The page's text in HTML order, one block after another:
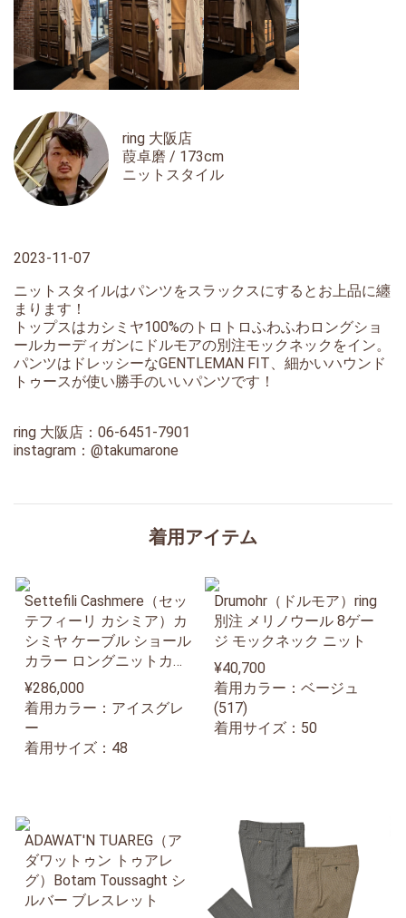
ring 大阪店
葭卓磨 / 173cm
ニットスタイル
2023-11-07
ニットスタイルはパンツをスラックスにするとお上品に纏
まります！
トップスはカシミヤ100%のトロトロふわふわロングショ
ールカーディガンにドルモアの別注モックネックをイン。
パンツはドレッシーなGENTLEMAN FIT、細かいハウンド
トゥースが使い勝手のいいパンツです！
ring 大阪店：06-6451-7901
instagram： @takumarone
着用アイテム
Settefili Cashmere（セッ
テフィーリ カシミア）カ
シミヤ ケーブル ショール
カラー ロングニットカー
ディガン
¥286,000
着用カラー：アイスグレ
ー
着用サイズ：48
Drumohr（ドルモア）ring
別注 メリノウール 8ゲー
ジ モックネック ニット
¥40,700
着用カラー：ベージュ
(517)
着用サイズ：50
ADAWAT'N TUAREG（ア
ダワットゥン トゥアレ
グ）Botam Toussaght シ
ルバー ブレスレット